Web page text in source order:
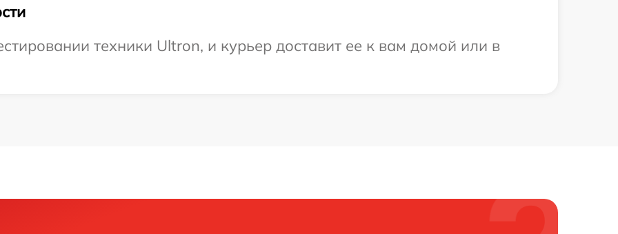
техники Ultron, и курьер доставит ее к вам домой или в